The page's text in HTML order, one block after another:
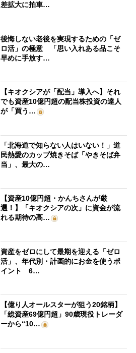
差拡大に拍車…
後悔しない老後を実現するための「ゼ
ロ活」の極意 「思い入れある品こそ
早めに手放す…
【キオクシアが「配当」導入へ】それ
でも資産10億円超の配当株投資の達人
が「買う…
「北海道で知らない人はいない！」道
民熱愛のカップ焼きそば「やきそば弁
当」、最大の…
【資産10億円超・かんちさんが厳
選！】「キオクシアの次」に資金が流
れる期待の高…
資産をゼロにして最期を迎える「ゼロ
活」、年代別・計画的にお金を使うポ
イント 6…
【億り人オールスターが狙う20銘柄】
「総資産69億円超」90歳現役トレーダ
ーから“10…